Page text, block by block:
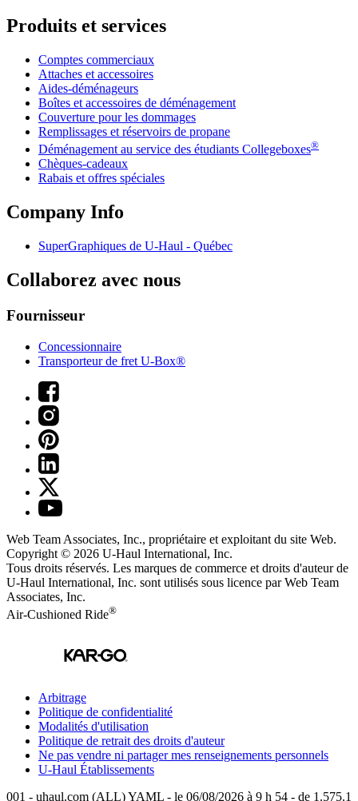
Produits et services
Comptes commerciaux
Attaches et accessoires
Aides-déménageurs
Boîtes et accessoires de déménagement
Couverture pour les dommages
Remplissages et réservoirs de propane
Déménagement au service des étudiants Collegeboxes®
Chèques-cadeaux
Rabais et offres spéciales
Company Info
SuperGraphiques de U-Haul - Québec
Collaborez avec nous
Fournisseur
Concessionnaire
Transporteur de fret U-Box®
Web Team Associates, Inc., propriétaire et exploitant du site Web.
Copyright © 2026 U-Haul International, Inc.
Tous droits réservés. Les marques de commerce et droits d'auteur de
U-Haul International, Inc. sont utilisés sous licence par Web Team
Associates, Inc.
Air-Cushioned Ride®
Arbitrage
Politique de confidentialité
Modalités d'utilisation
Politique de retrait des droits d'auteur
Ne pas vendre ni partager mes renseignements personnels
U-Haul Établissements
001 - uhaul.com (ALL) YAML - le 06/08/2026 à 9 h 54 - de 1.575.1